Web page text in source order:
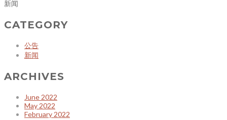
新闻
CATEGORY
公告
新闻
ARCHIVES
June 2022
May 2022
February 2022